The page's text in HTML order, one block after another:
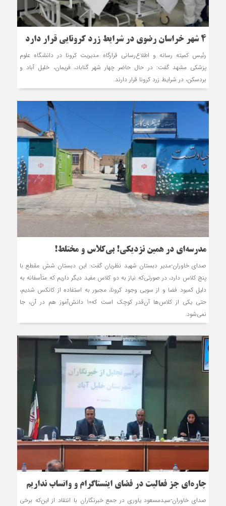
۴ شهر خراسان رضوی در شرایط زرد کرونایی قرار دارد
رئیس کمیته رسانه و اطلاع‌رسانی قرارگاه مدیریت کرونا در دانشگاه علوم
پزشکی مشهد گفت: در حال حاضر چهار شهر گناباد، فریمان، خلیل آباد و
بردسکن، در شرایط زرد کرونا قرار دارند.
مدرسه‌ای در همین نزدیکی! بی‌کلاس و مختلط!
صدای خاوران-مدیر دبستان شهید نظریان گفت: این دبستان شش مقطع با
پنج کلاس دارد، در صورتی‌که نیاز به دو کلاس مفید دیگر داریم که متأسفانه به
دلیل کمبود فضا و از سویی وجود کرونا، مجبور به استفاده از کانکس شدیم،
حتی یکی از کلاس‌ها آن‌قدر کوچک است که10 دانش‌آموز هم در آن، جا
نمی‌شود.
چاره‌ای جز فعالیت در فضای اینستاگرام و واتساب نداریم
صدای خاوران-سیدمسعود یاوری در جمع خبرنگاران با انتقاد از این‌که برخی